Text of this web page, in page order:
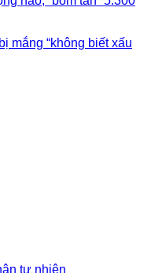
mắng “không biết xấu
tự nhiên